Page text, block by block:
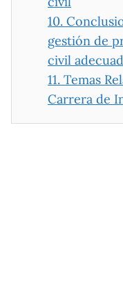
10.
gestión de
civil
11. Temas
Carrera de